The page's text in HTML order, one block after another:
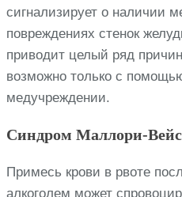
сигнализирует о наличии
повреждениях стенок
приводит целый ряд
возможно только с
медучреждении.
Синдром Маллори-
Примесь крови в рвоте
алкоголем может